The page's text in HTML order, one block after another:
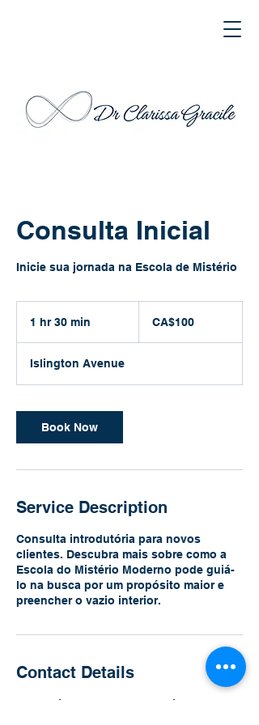
Consulta Inicial
Inicie sua jornada na Escola de Mistério
1 hr 30 min
0
m
n
dollarsCA$100
Islington Avenue
Book Now
Service Description
Consulta introdutória para novos
clientes. Descubra mais sobre como a
Escola do Mistério Moderno pode guiá-
lo na busca por um propósito maior e
preencher o vazio interior.
Contact Details
2085 Islington Avenue, Etobicoke, ON,